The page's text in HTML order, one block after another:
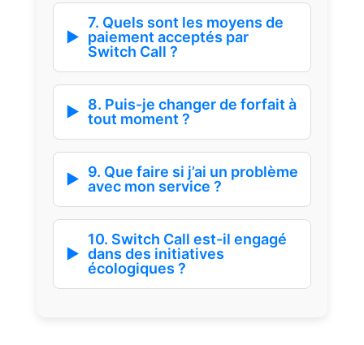
7. Quels sont les moyens de
paiement acceptés par
Switch Call ?
8. Puis-je changer de forfait à
tout moment ?
9. Que faire si j’ai un problème
avec mon service ?
10. Switch Call est-il engagé
dans des initiatives
écologiques ?